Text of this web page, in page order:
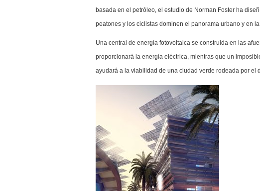
basada en el petróleo, el estudio de Norman Foster ha
peatones y los ciclistas dominen el panorama urbano y en
Una central de energía fotovoltaica se construida en las
proporcionará la energía eléctrica, mientras que un
ayudará a la viabilidad de una ciudad verde rodeada por el